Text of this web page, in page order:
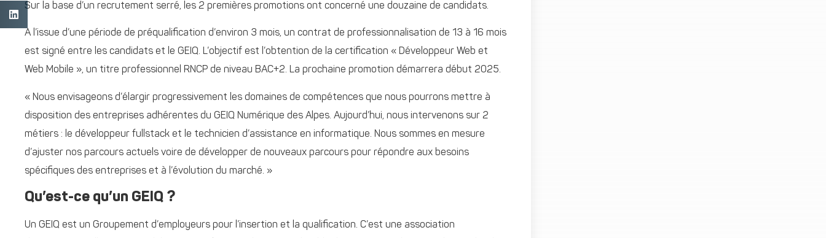
Sur la base d’un recrutement serré, les 2 premières promotions ont concerné une douzaine de candidats.
A l’issue d’une période de préqualification d’environ 3 mois, un contrat de professionnalisation de 13 à 16 mois
est signé entre les candidats et le GEIQ. L’objectif est l’obtention de la certification « Développeur Web et
Web Mobile », un titre professionnel RNCP de niveau BAC+2. La prochaine promotion démarrera début 2025.
« Nous envisageons d’élargir progressivement les domaines de compétences que nous pourrons mettre à
disposition des entreprises adhérentes du GEIQ Numérique des Alpes. Aujourd’hui, nous intervenons sur 2
métiers : le développeur fullstack et le technicien d’assistance en informatique. Nous sommes en mesure
d’ajuster nos parcours actuels voire de développer de nouveaux parcours pour répondre aux besoins
spécifiques des entreprises et à l’évolution du marché. »
Qu’est-ce qu’un GEIQ ?
Un GEIQ est un Groupement d’employeurs pour l’insertion et la qualification. C’est une association